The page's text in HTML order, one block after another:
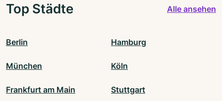
Top Städte Alle ansehen
Berlin Hamburg
München Köln
Frankfurt am Main Stuttgart